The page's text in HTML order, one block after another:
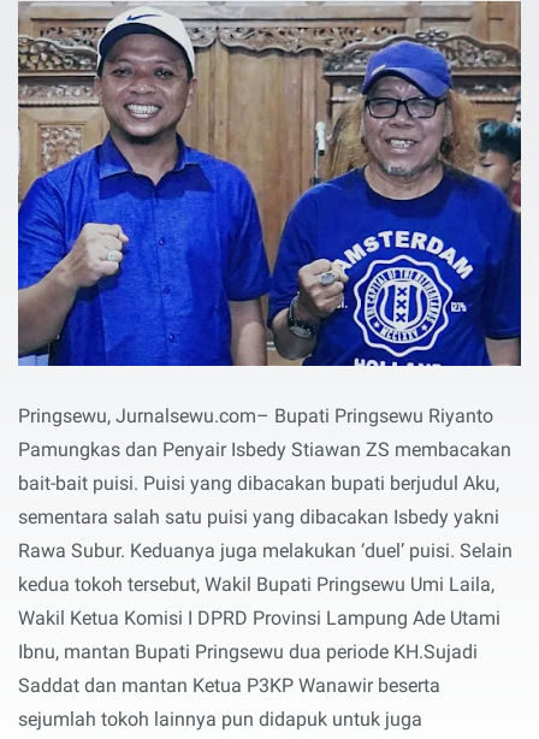
Pringsewu, Jurnalsewu.com– Bupati Pringsewu Riyanto
Pamungkas dan Penyair Isbedy Stiawan ZS membacakan
bait-bait puisi. Puisi yang dibacakan bupati berjudul Aku,
sementara salah satu puisi yang dibacakan Isbedy yakni
Rawa Subur. Keduanya juga melakukan ‘duel’ puisi. Selain
kedua tokoh tersebut, Wakil Bupati Pringsewu Umi Laila,
Wakil Ketua Komisi I DPRD Provinsi Lampung Ade Utami
Ibnu, mantan Bupati Pringsewu dua periode KH.Sujadi
Saddat dan mantan Ketua P3KP Wanawir beserta
sejumlah tokoh lainnya pun didapuk untuk juga